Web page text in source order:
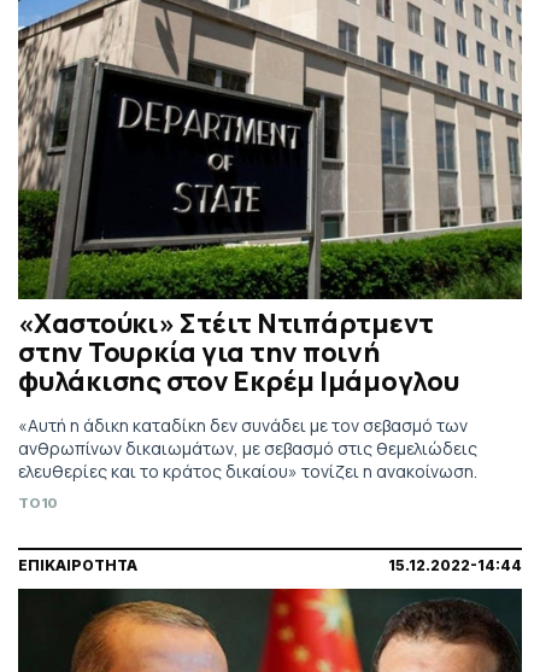
«Χαστούκι» Στέιτ Ντιπάρτμεντ
στην Τουρκία για την ποινή
φυλάκισης στον Εκρέμ Ιμάμογλου
«Αυτή η άδικη καταδίκη δεν συνάδει με τον σεβασμό των
ανθρωπίνων δικαιωμάτων, με σεβασμό στις θεμελιώδεις
ελευθερίες και το κράτος δικαίου» τονίζει η ανακοίνωση.
TO10
ΕΠΙΚΑΙΡΟΤΗΤΑ 15.12.2022-14:44